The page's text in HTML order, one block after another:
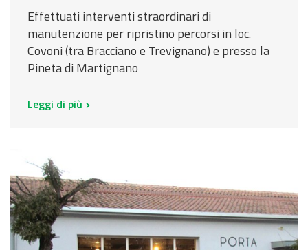
Effettuati interventi straordinari di
manutenzione per ripristino percorsi in loc.
Covoni (tra Bracciano e Trevignano) e presso la
Pineta di Martignano
Leggi di più